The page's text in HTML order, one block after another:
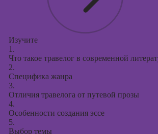
Изучите
1.
Что такое травелог в современной
2.
Специфика жанра
3.
Отличия травелога от путевой прозы
4.
Особенности создания эссе
5.
Выбор темы